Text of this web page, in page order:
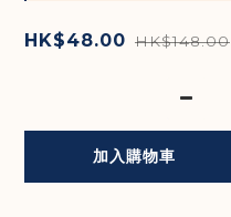
HK$48.00 HK$148.00
加入購物車